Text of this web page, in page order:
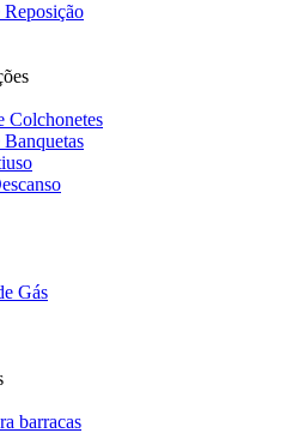
Colchonetes
Banquetas
Gás
barracas